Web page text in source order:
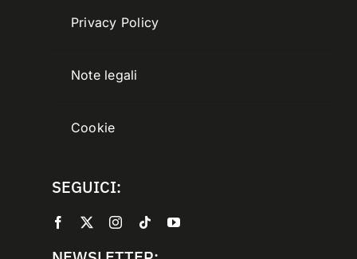
Privacy Policy
Note legali
Cookie
SEGUICI: